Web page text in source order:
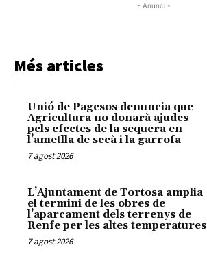
- Anunci -
Més articles
Unió de Pagesos denuncia que
Agricultura no donarà ajudes
pels efectes de la sequera en
l’ametlla de secà i la garrofa
7 agost 2026
L’Ajuntament de Tortosa amplia
el termini de les obres de
l’aparcament dels terrenys de
Renfe per les altes temperatures
7 agost 2026